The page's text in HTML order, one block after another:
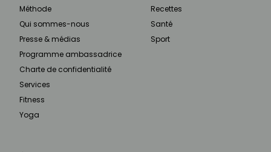
Méthode
Qui sommes-nous
Presse & médias
Programme ambassadrice
Charte de confidentialité
Services
Fitness
Yoga
Recettes
Santé
Sport